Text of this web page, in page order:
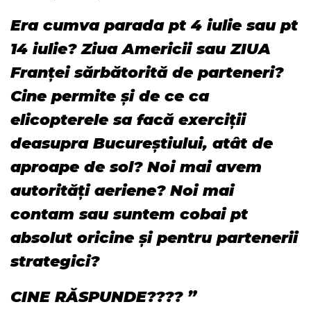
Era cumva parada pt 4 iulie sau pt
14 iulie? Ziua Americii sau ZIUA
Franței sărbătorită de parteneri?
Cine permite și de ce ca
elicopterele sa facă exerciții
deasupra Bucureștiului, atât de
aproape de sol? Noi mai avem
autorități aeriene? Noi mai
contam sau suntem cobai pt
absolut oricine și pentru partenerii
strategici?
CINE RĂSPUNDE???? ”